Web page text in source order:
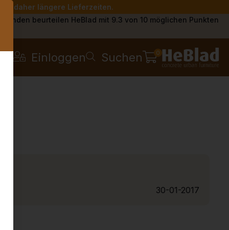
daher längere Lieferzeiten.
Kunden beurteilen HeBlad mit 9.3 von 10 möglichen Punkten
Einloggen Suchen 0
30-01-2017